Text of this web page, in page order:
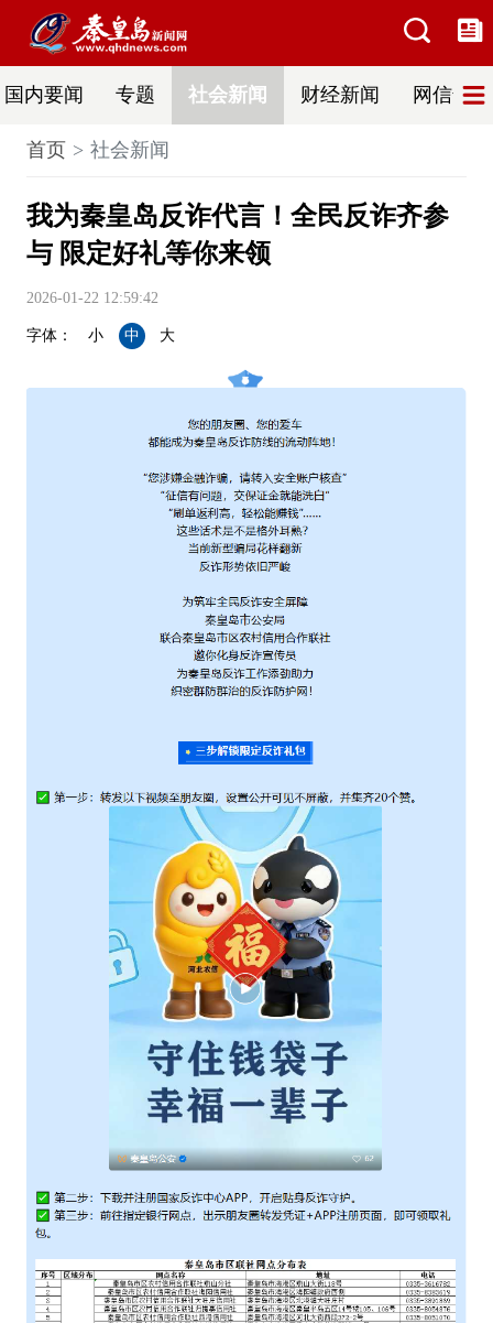
国内要闻 专题 社会新闻 财经新闻 网信普法
首页 社会新闻
我为秦皇岛反诈代言！全民反诈齐参
与 限定好礼等你来领
2026-01-22 12:59:42
字体： 小 中 大